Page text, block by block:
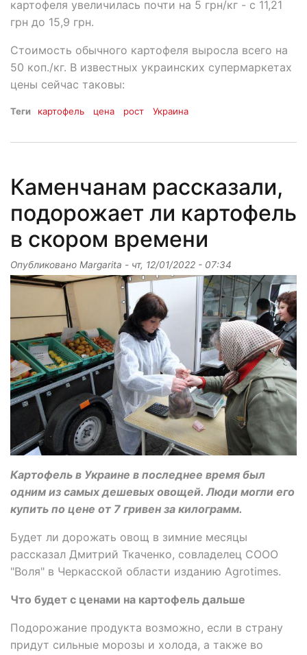
картофеля увеличилась почти на 5 грн/кг - с 11,21
грн до 15,9 грн.
Стоимость обычного картофеля выросла всего на
50 коп./кг. В известных украинских супермаркетах
цены сейчас таковы:
Теги картофель цена рост Украина
Каменчанам рассказали,
подорожает ли картофель
в скором времени
Опубликовано Margarita - чт, 12/01/2022 - 07:34
Картофель в Украине в последнее время был
одним из самых дешевых овощей. Люди могли его
купить по цене от 7 гривен за килограмм.
Будет ли дорожать овощ в зимние месяцы
рассказал Дмитрий Ткаченко, совладелец СООО
"Воля" в Черкасской области изданию Agrotimes.
Что будет с ценами на картофель дальше
Подорожание продукта возможно, если в страну
придут сильные морозы и холода, а также во